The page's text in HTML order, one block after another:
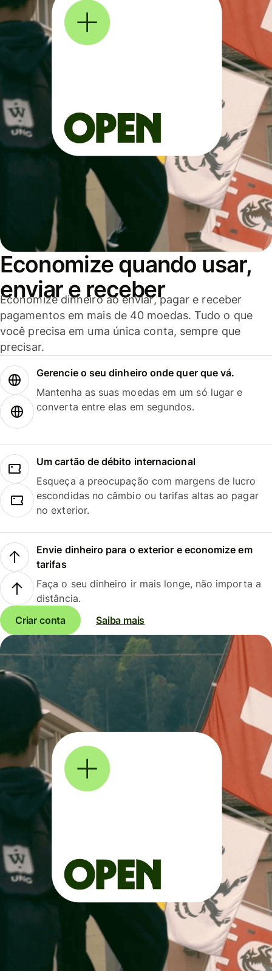
Economize quando usar,
enviar e receber
Economize dinheiro ao enviar, pagar e receber
pagamentos em mais de 40 moedas. Tudo o que
você precisa em uma única conta, sempre que
precisar.
Gerencie o seu dinheiro onde quer que vá.
Mantenha as suas moedas em um só lugar e
converta entre elas em segundos.
Um cartão de débito internacional
Esqueça a preocupação com margens de lucro
escondidas no câmbio ou tarifas altas ao pagar
no exterior.
Envie dinheiro para o exterior e economize em
tarifas
Faça o seu dinheiro ir mais longe, não importa a
distância.
Criar conta
Saiba mais